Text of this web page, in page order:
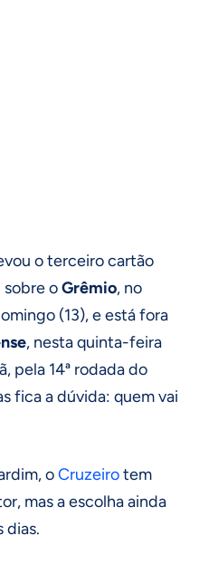
o terceiro cartão
sobre oGrêmio, no
(13), e está fora
, nesta quinta-feira
pela 14ª rodada do
fica a dúvida: quem vai
oCruzeirotem
mas a escolha ainda
dias.